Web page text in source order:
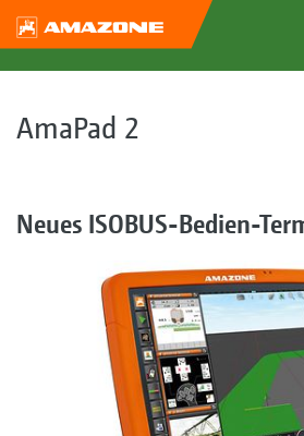
AmaPad 2
Neues ISOBUS-Bedien-